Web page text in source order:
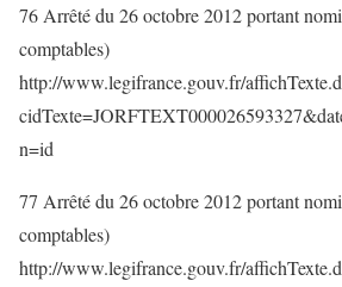
76 Arrêté du 26 octobre 2012 portant
comptables)
http://www.legifrance.gouv.fr/
n=id
77 Arrêté du 26 octobre 2012 portant
comptables)
http://www.legifrance.gouv.fr/